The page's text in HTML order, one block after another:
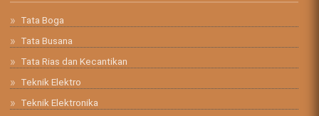
Tata Boga
Tata Busana
Tata Rias dan Kecantikan
Teknik Elektro
Teknik Elektronika